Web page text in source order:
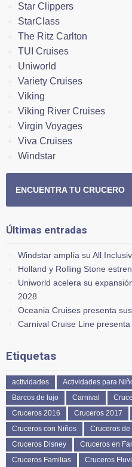
Star Clippers
StarClass
The Ritz Carlton
TUI Cruises
Uniworld
Variety Cruises
Viking
Viking River Cruises
Virgin Voyages
Viva Cruises
Windstar
ENCUENTRA TU CRUCERO
Últimas entradas
Windstar amplía su All
Holland y Rolling Stone
Uniworld acelera su
2028
Oceania Cruises presenta
Carnival Cruise Line
Etiquetas
actividades Actividades para
Barcos de lujo
Carnival
Cruceros 2016
Cruceros 2017
Cruceros con Niños
Cruceros
Cruceros Disney
Cruceros en
Cruceros Familias
Cruceros